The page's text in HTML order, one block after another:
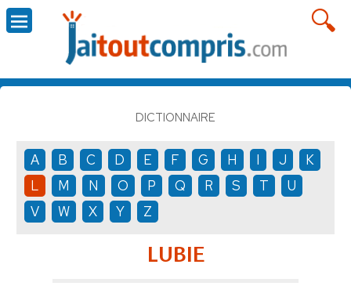
DICTIONNAIRE
A B C D E F G H I J
K
L
M N O P Q R S T
U
V
W X Y Z
LUBIE